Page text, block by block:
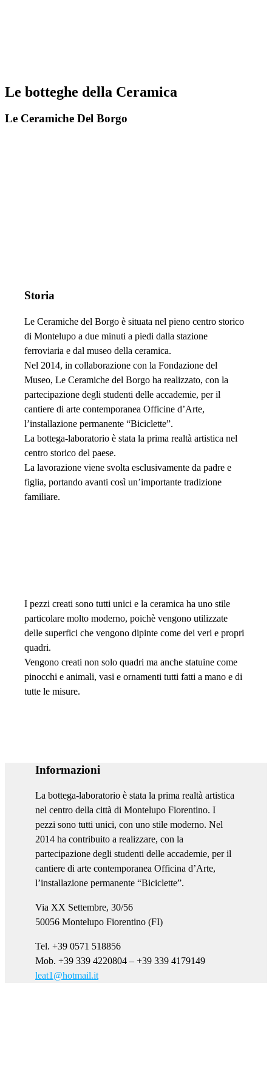
Le botteghe della Ceramica
Le Ceramiche Del Borgo
Storia
Le Ceramiche del Borgo è situata nel pieno centro storico
di Montelupo a due minuti a piedi dalla stazione
ferroviaria e dal museo della ceramica.
Nel 2014, in collaborazione con la Fondazione del
Museo, Le Ceramiche del Borgo ha realizzato, con la
partecipazione degli studenti delle accademie, per il
cantiere di arte contemporanea Officine d’Arte,
l’installazione permanente “Biciclette”.
La bottega-laboratorio è stata la prima realtà artistica nel
centro storico del paese.
La lavorazione viene svolta esclusivamente da padre e
figlia, portando avanti così un’importante tradizione
familiare.
I pezzi creati sono tutti unici e la ceramica ha uno stile
particolare molto moderno, poichè vengono utilizzate
delle superfici che vengono dipinte come dei veri e propri
quadri.
Vengono creati non solo quadri ma anche statuine come
pinocchi e animali, vasi e ornamenti tutti fatti a mano e di
tutte le misure.
Informazioni
La bottega-laboratorio è stata la prima realtà artistica
nel centro della città di Montelupo Fiorentino. I
pezzi sono tutti unici, con uno stile moderno. Nel
2014 ha contribuito a realizzare, con la
partecipazione degli studenti delle accademie, per il
cantiere di arte contemporanea Officina d’Arte,
l’installazione permanente “Biciclette”.
Via XX Settembre, 30/56
50056 Montelupo Fiorentino (FI)
Tel. +39 0571 518856
Mob. +39 339 4220804 – +39 339 4179149
leat1@hotmail.it